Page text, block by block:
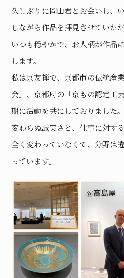
久しぶりに岡山君とお会いし、
しながら作品を拝見させていた
いつも穏やかで、お人柄が作品
します。
私は京友禅で、京都市の伝統産
会」、京都府の「京もの認定工
期に活動を共にしておりました。
変わらぬ誠実さと、仕事に対す
全く変わっていなくて、分野は
っています。